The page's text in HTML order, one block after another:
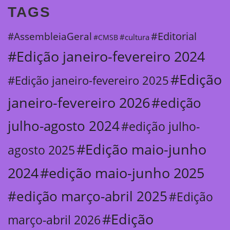
TAGS
#AssembleiaGeral #CMSB#cultura#Editorial
#Edição janeiro-fevereiro 2024
#Edição janeiro-fevereiro 2025#Edição
janeiro-fevereiro 2026#edição
julho-agosto 2024#edição julho-
agosto 2025#Edição maio-junho
2024#edição maio-junho 2025
#edição março-abril 2025#Edição
março-abril 2026#Edição